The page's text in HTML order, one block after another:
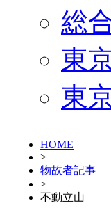
総
東
東
HOME
>
物故者記事
>
不動立山